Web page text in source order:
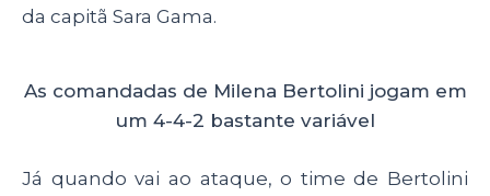
da capitã Sara Gama.
As comandadas de Milena Bertolini jogam em
um 4-4-2 bastante variável
Já quando vai ao ataque, o time de Bertolini